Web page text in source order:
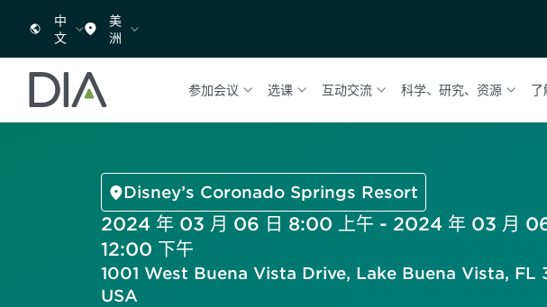
中
文
美
洲
参加会议 选课 互动交流 科学、研究、资源
Disney’s Coronado Springs Resort
2024 年 03 月 06 日 8:00 上午 - 2024 年 03 月
12:00 下午
1001 West Buena Vista Drive, Lake Buena Vista, FL
USA